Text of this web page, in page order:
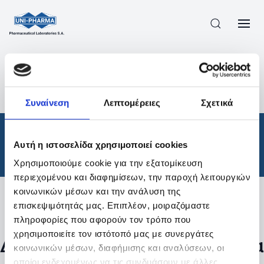
Συναίνεση Λεπτομέρειες Σχετικά
Αυτή η ιστοσελίδα χρησιμοποιεί cookies
Χρησιμοποιούμε cookie για την εξατομίκευση
περιεχομένου και διαφημίσεων, την παροχή λειτουργιών
κοινωνικών μέσων και την ανάλυση της
επισκεψιμότητάς μας. Επιπλέον, μοιραζόμαστε
πληροφορίες που αφορούν τον τρόπο που
χρησιμοποιείτε τον ιστότοπό μας με συνεργάτες
κοινωνικών μέσων, διαφήμισης και αναλύσεων, οι
οποίοι ενδεχομένως να τις συνδυάσουν με άλλες
ΠΡΟΪΟΝΤΑ
ΘΕΡΑΠΕΥΤΙΚΈΣ ΚΑΤΗΓΟΡΊΕΣ
/
ΑΠΟΤΕΛΕΣΜΑΤΑ ΑΝΑΖΗΤΗΣΗΣ
Θεραπευτικές Κατηγορίες
Φίλτρα
Δεν βρέθηκαν προϊόντα με τα